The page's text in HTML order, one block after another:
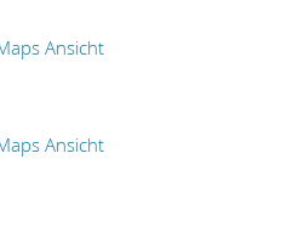
Ansicht
Ansicht